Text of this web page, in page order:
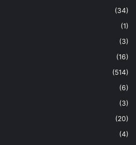
(34)
(1)
(3)
(16)
(514)
(6)
(3)
(20)
(4)